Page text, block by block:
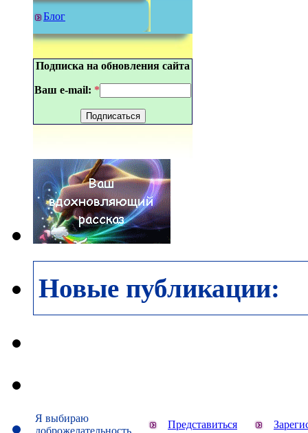
Блог
Подписка на обновления сайта
Ваш e-mail: *
Новые публикации:
Я выбираю
Представиться